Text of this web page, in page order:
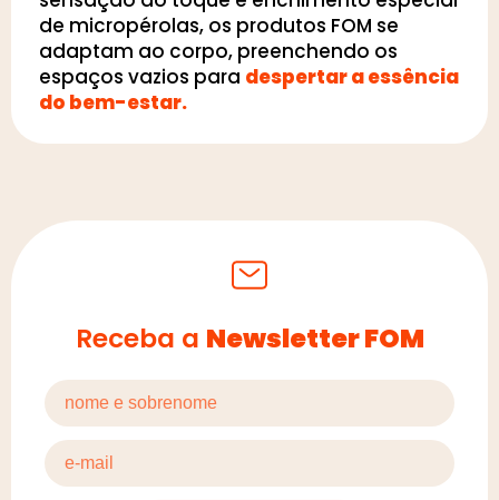
de micropérolas, os produtos FOM se
adaptam ao corpo, preenchendo os
espaços vazios para despertar a essência
do bem-estar.
Receba a Newsletter FOM